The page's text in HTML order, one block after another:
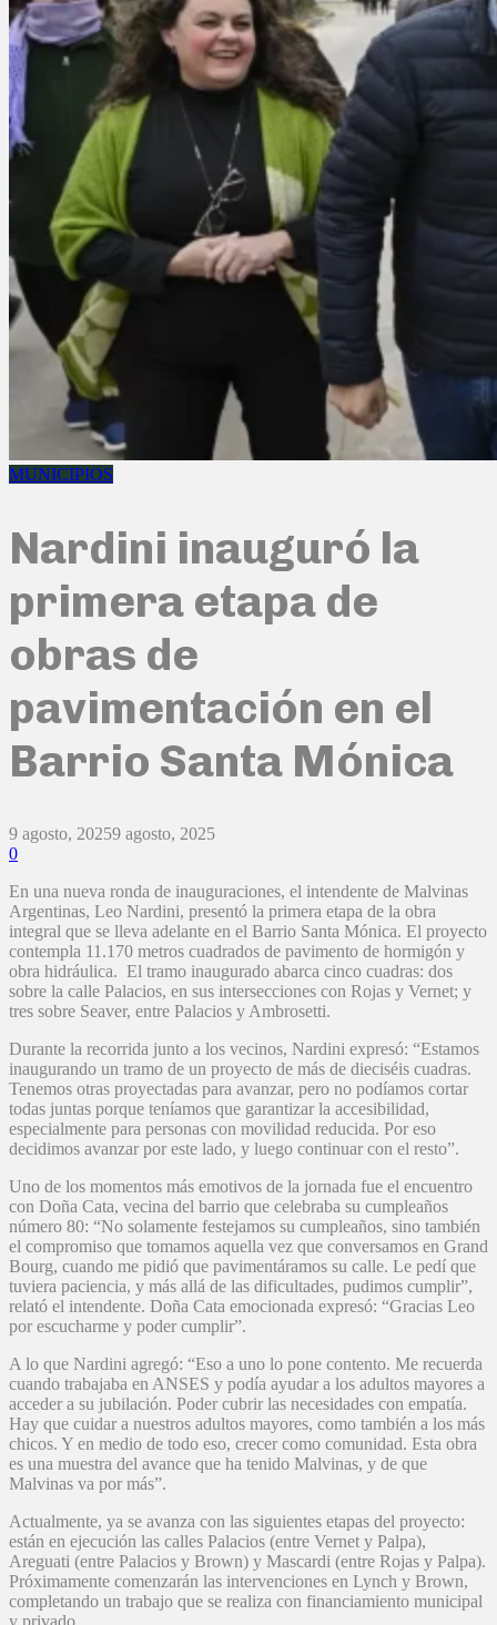
MUNICIPIOS
Nardini inauguró la
primera etapa de
obras de
pavimentación en el
Barrio Santa Mónica
9 agosto, 20259 agosto, 2025
0
En una nueva ronda de inauguraciones, el intendente de Malvinas
Argentinas, Leo Nardini, presentó la primera etapa de la obra
integral que se lleva adelante en el Barrio Santa Mónica. El proyecto
contempla 11.170 metros cuadrados de pavimento de hormigón y
obra hidráulica. El tramo inaugurado abarca cinco cuadras: dos
sobre la calle Palacios, en sus intersecciones con Rojas y Vernet; y
tres sobre Seaver, entre Palacios y Ambrosetti.
Durante la recorrida junto a los vecinos, Nardini expresó: “Estamos
inaugurando un tramo de un proyecto de más de dieciséis cuadras.
Tenemos otras proyectadas para avanzar, pero no podíamos cortar
todas juntas porque teníamos que garantizar la accesibilidad,
especialmente para personas con movilidad reducida. Por eso
decidimos avanzar por este lado, y luego continuar con el resto”.
Uno de los momentos más emotivos de la jornada fue el encuentro
con Doña Cata, vecina del barrio que celebraba su cumpleaños
número 80: “No solamente festejamos su cumpleaños, sino también
el compromiso que tomamos aquella vez que conversamos en Grand
Bourg, cuando me pidió que pavimentáramos su calle. Le pedí que
tuviera paciencia, y más allá de las dificultades, pudimos cumplir”,
relató el intendente. Doña Cata emocionada expresó: “Gracias Leo
por escucharme y poder cumplir”.
A lo que Nardini agregó: “Eso a uno lo pone contento. Me recuerda
cuando trabajaba en ANSES y podía ayudar a los adultos mayores a
acceder a su jubilación. Poder cubrir las necesidades con empatía.
Hay que cuidar a nuestros adultos mayores, como también a los más
chicos. Y en medio de todo eso, crecer como comunidad. Esta obra
es una muestra del avance que ha tenido Malvinas, y de que
Malvinas va por más”.
Actualmente, ya se avanza con las siguientes etapas del proyecto:
están en ejecución las calles Palacios (entre Vernet y Palpa),
Areguati (entre Palacios y Brown) y Mascardi (entre Rojas y Palpa).
Próximamente comenzarán las intervenciones en Lynch y Brown,
completando un trabajo que se realiza con financiamiento municipal